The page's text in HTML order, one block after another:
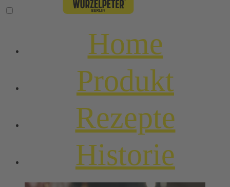
Home
Produkt
Rezepte
Historie